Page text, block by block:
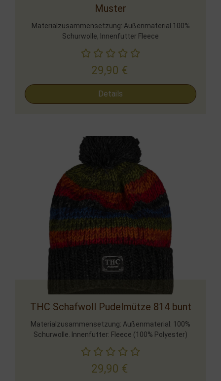
Muster
Materialzusammensetzung: Außenmaterial 100%
Schurwolle, Innenfutter Fleece
29,90 €
Details
THC Schafwoll Pudelmütze 814 bunt
Materialzusammensetzung: Außenmaterial: 100%
Schurwolle. Innenfutter: Fleece (100% Polyester)
29,90 €